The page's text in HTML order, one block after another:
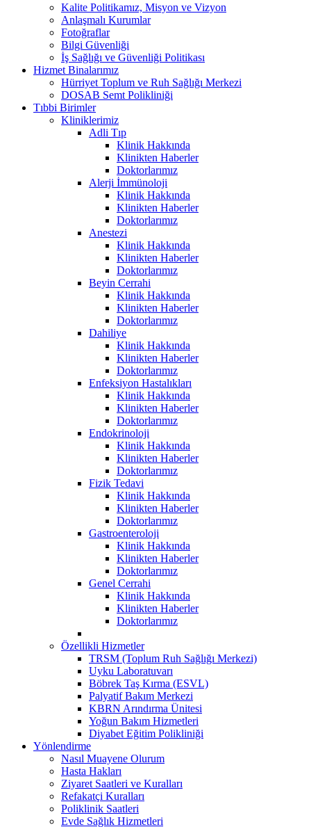
Kalite Politikamız, Misyon ve Vizyon
Anlaşmalı Kurumlar
Fotoğraflar
Bilgi Güvenliği
İş Sağlığı ve Güvenliği Politikası
Hizmet Binalarımız
Hürriyet Toplum ve Ruh Sağlığı Merkezi
DOSAB Semt Polikliniği
Tıbbi Birimler
Kliniklerimiz
Adli Tıp
Klinik Hakkında
Klinikten Haberler
Doktorlarımız
Alerji İmmünoloji
Klinik Hakkında
Klinikten Haberler
Doktorlarımız
Anestezi
Klinik Hakkında
Klinikten Haberler
Doktorlarımız
Beyin Cerrahi
Klinik Hakkında
Klinikten Haberler
Doktorlarımız
Dahiliye
Klinik Hakkında
Klinikten Haberler
Doktorlarımız
Enfeksiyon Hastalıkları
Klinik Hakkında
Klinikten Haberler
Doktorlarımız
Endokrinoloji
Klinik Hakkında
Klinikten Haberler
Doktorlarımız
Fizik Tedavi
Klinik Hakkında
Klinikten Haberler
Doktorlarımız
Gastroenteroloji
Klinik Hakkında
Klinikten Haberler
Doktorlarımız
Genel Cerrahi
Klinik Hakkında
Klinikten Haberler
Doktorlarımız
Özellikli Hizmetler
TRSM (Toplum Ruh Sağlığı Merkezi)
Uyku Laboratuvarı
Böbrek Taş Kırma (ESVL)
Palyatif Bakım Merkezi
KBRN Arındırma Ünitesi
Yoğun Bakım Hizmetleri
Diyabet Eğitim Polikliniği
Yönlendirme
Nasıl Muayene Olurum
Hasta Hakları
Ziyaret Saatleri ve Kuralları
Refakatçi Kuralları
Poliklinik Saatleri
Evde Sağlık Hizmetleri